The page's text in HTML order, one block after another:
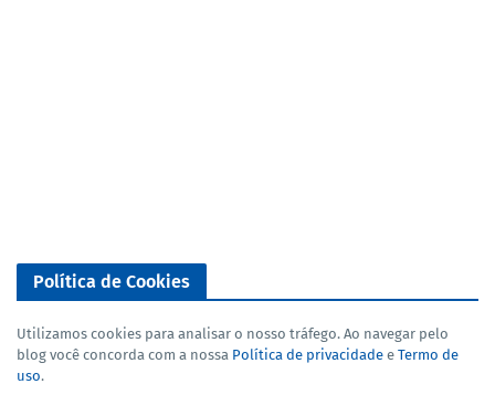
Política de Cookies
Utilizamos cookies para analisar o nosso tráfego. Ao navegar pelo
blog você concorda com a nossa Política de privacidade e Termo de
uso.